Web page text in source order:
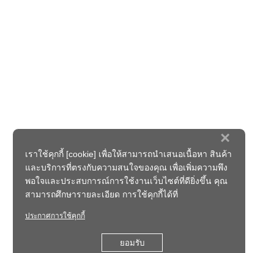
×
เราใช้คุกกี้ [cookie] เพื่อให้สามารถนำเสนอเนื้อหา สินค้า
และบริการที่ตรงกับความสนใจของคุณ เพื่อเพิ่มความพึง
พอใจและประสบการณ์การใช้งานเว็บไซต์ที่ดียิ่งขึ้น คุณ
สามารถศึกษารายละเอียด การใช้คุกกี้ได้ที่
ประกาศการใช้คุกกี้
ยอมรับ